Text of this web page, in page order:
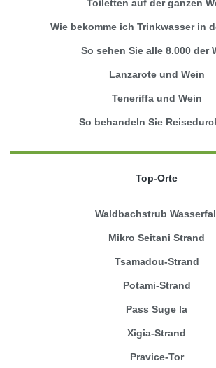
Toiletten auf der ganzen
Wie bekomme ich Trinkwasser in
So sehen Sie alle 8.000 der
Lanzarote und Wein
Teneriffa und Wein
So behandeln Sie
Top-Orte
Waldbachstrub
Mikro Seitani Strand
Tsamadou-Strand
Potami-Strand
Pass Suge la
Xigia-Strand
Pravice-Tor